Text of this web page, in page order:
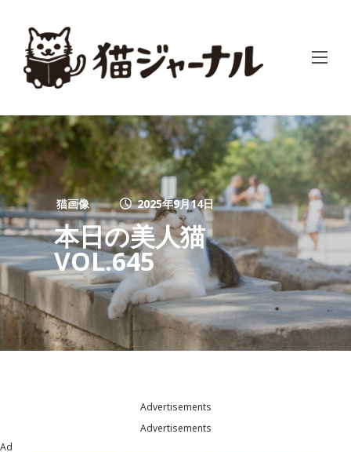
猫画像 2025年9月14日
本日の美人猫
VOL.645
Advertisements
Advertisements
Ad